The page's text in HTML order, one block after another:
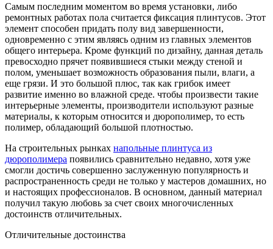
Самым последним моментом во время установки, либо
ремонтных работах пола считается фиксация плинтусов. Этот
элемент способен придать полу вид завершенности,
одновременно с этим являясь одним из главных элементов
общего интерьера. Кроме функций по дизайну, данная деталь
превосходно прячет появившиеся стыки между стеной и
полом, уменьшает возможность образования пыли, влаги, а
еще грязи. И это большой плюс, так как грибок имеет
развитие именно во влажной среде. чтобы произвести такие
интерьерные элементы, производители используют разные
материалы, к которым относится и дюрополимер, то есть
полимер, обладающий большой плотностью.
На строительных рынках напольные плинтуса из
дюрополимера появились сравнительно недавно, хотя уже
смогли достичь совершенно заслуженную популярность и
распространенность среди не только у мастеров домашних, но
и настоящих профессионалов. В основном, данный материал
получил такую любовь за счет своих многочисленных
достоинств отличительных.
Отличительные достоинства